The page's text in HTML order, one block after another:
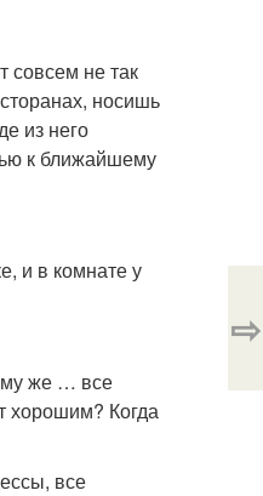
совсем не так
носишь
из него
к ближайшему
и в комнате у
же … все
хорошим? Когда
все
⇨